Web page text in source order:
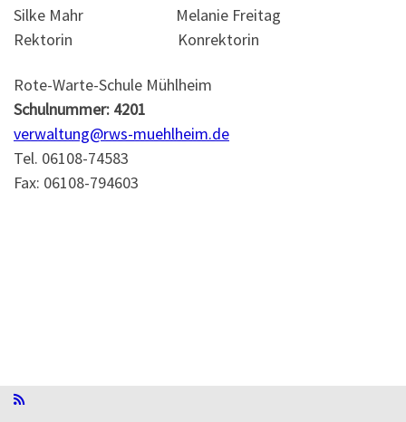
Silke Mahr Melanie Freitag
Rektorin Konrektorin
Rote-Warte-Schule Mühlheim
Schulnummer: 4201
verwaltung@rws-muehlheim.de
Tel. 06108-74583
Fax: 06108-794603